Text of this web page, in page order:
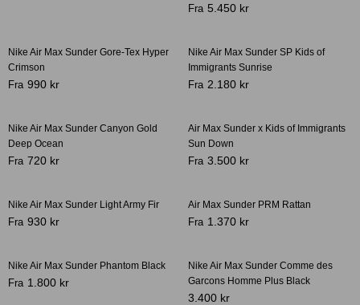
Fra 5.450 kr
Nike Air Max Sunder Gore-Tex Hyper
Crimson
Fra 990 kr
Nike Air Max Sunder SP Kids of
Immigrants Sunrise
Fra 2.180 kr
-33%
Nike Air Max Sunder Canyon Gold
Deep Ocean
Fra 720 kr
Air Max Sunder x Kids of Immigrants
Sun Down
Fra 3.500 kr
Nike Air Max Sunder Light Army Fir
Fra 930 kr
Air Max Sunder PRM Rattan
Fra 1.370 kr
Nike Air Max Sunder Phantom Black
Fra 1.800 kr
Nike Air Max Sunder Comme des
Garcons Homme Plus Black
3.400 kr